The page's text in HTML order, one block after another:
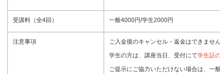
受講料（全4回） 一般4000円/学生2000円
注意事項
ご入金後のキャンセル・返金はできませ
学生の方は、講座当日、受付にて学生証
ご提示にご協力いただけない場合は、一